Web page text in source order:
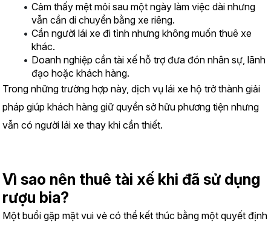
Cảm thấy mệt mỏi sau một ngày làm việc dài nhưng
vẫn cần di chuyển bằng xe riêng.
Cần người lái xe đi tỉnh nhưng không muốn thuê xe
khác.
Doanh nghiệp cần tài xế hỗ trợ đưa đón nhân sự, lãnh
đạo hoặc khách hàng.
Trong những trường hợp này, dịch vụ lái xe hộ trở thành giải
pháp giúp khách hàng giữ quyền sở hữu phương tiện nhưng
vẫn có người lái xe thay khi cần thiết.
Vì sao nên thuê tài xế khi đã sử dụng
rượu bia?
Một buổi gặp mặt vui vẻ có thể kết thúc bằng một quyết định